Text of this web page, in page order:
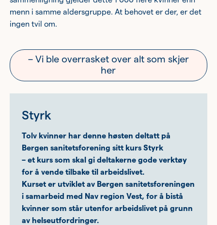
menn i samme aldersgruppe. At behovet er der, er det
ingen tvil om.
– Vi ble overrasket over alt som skjer
her
Styrk
Tolv kvinner har denne høsten deltatt på
Bergen sanitetsforening sitt kurs Styrk
– et kurs som skal gi deltakerne gode verktøy
for å vende tilbake til arbeidslivet.
Kurset er utviklet av Bergen sanitetsforeningen
i samarbeid med Nav region Vest, for å bistå
kvinner som står utenfor arbeidslivet på grunn
av helseutfordringer.